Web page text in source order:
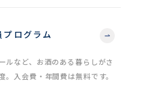
ログラム
ルなど、お酒のある暮らしがさ
。入会費・年間費は無料です。